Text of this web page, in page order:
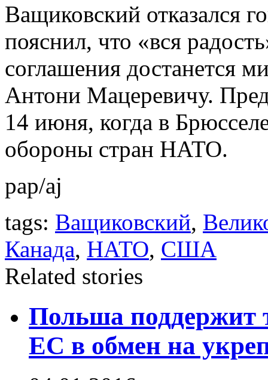
Ващиковский отказался
пояснил, что «вся
соглашения достанется
Антони Мацеревичу.
14 июня, когда в
обороны стран НАТО.
pap/aj
tags: Ващиковский,
Канада, НАТО, США
Related stories
Польша поддержит
ЕС в обмен на